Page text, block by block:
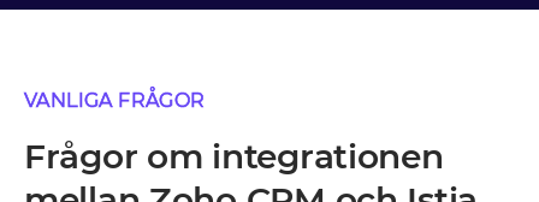
VANLIGA FRÅGOR
Frågor om integrationen